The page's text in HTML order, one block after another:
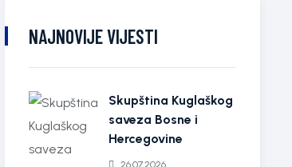
NAJNOVIJE VIJESTI
Skupština Kuglaškog
saveza Bosne i
Hercegovine
26.07.2026